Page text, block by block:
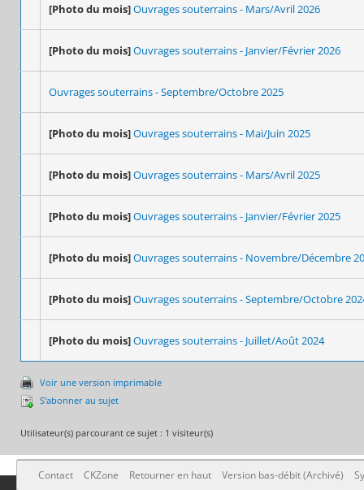
[Photo du mois]Ouvrages souterrains - Mars/Avril 2026
[Photo du mois]Ouvrages souterrains - Janvier/Février 2026
Ouvrages souterrains - Septembre/Octobre 2025
[Photo du mois]Ouvrages souterrains - Mai/Juin 2025
[Photo du mois]Ouvrages souterrains - Mars/Avril 2025
[Photo du mois]Ouvrages souterrains - Janvier/Février 2025
[Photo du mois]Ouvrages souterrains - Novembre/Décembre
[Photo du mois]Ouvrages souterrains - Septembre/Octobre
[Photo du mois]Ouvrages souterrains - Juillet/Août 2024
Voir une version imprimable
S’abonner au sujet
Utilisateur(s) parcourant ce sujet : 1 visiteur(s)
Contact CKZone Retourner en haut Version bas-débit (Archivé)